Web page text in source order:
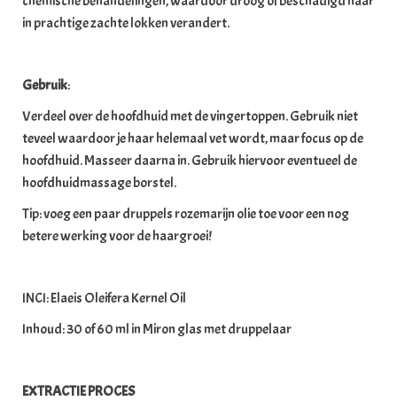
in prachtige zachte lokken verandert.
Gebruik:
Verdeel over de hoofdhuid met de vingertoppen. Gebruik niet
teveel waardoor je haar helemaal vet wordt, maar focus op de
hoofdhuid. Masseer daarna in. Gebruik hiervoor eventueel de
hoofdhuidmassage borstel.
Tip: voeg een paar druppels rozemarijn olie toe voor een nog
betere werking voor de haargroei!
INCI: Elaeis Oleifera Kernel Oil
Inhoud: 30 of 60 ml in Miron glas met druppelaar
EXTRACTIE PROCES